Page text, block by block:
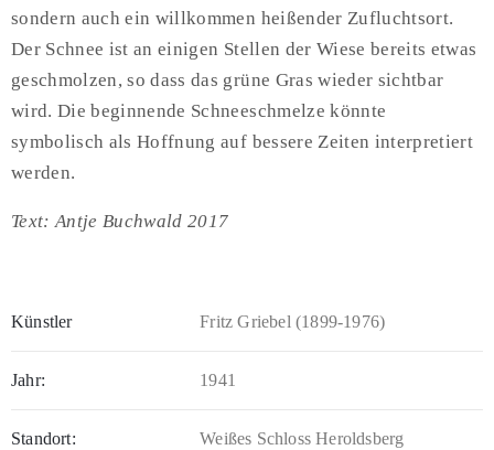
sondern auch ein willkommen heißender Zufluchtsort.
Der Schnee ist an einigen Stellen der Wiese bereits etwas
geschmolzen, so dass das grüne Gras wieder sichtbar
wird. Die beginnende Schneeschmelze könnte
symbolisch als Hoffnung auf bessere Zeiten interpretiert
werden.
Text: Antje Buchwald 2017
Künstler Fritz Griebel (1899-1976)
Jahr: 1941
Standort: Weißes Schloss Heroldsberg